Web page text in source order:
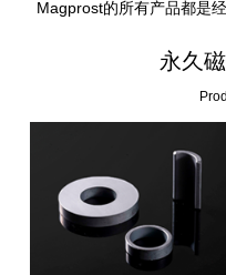
Magprost的所有产品都是
永久